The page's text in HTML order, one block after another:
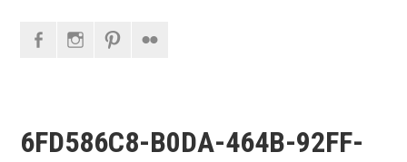
FacebookInstagram
6FD586C8-B0DA-464B-92FF-